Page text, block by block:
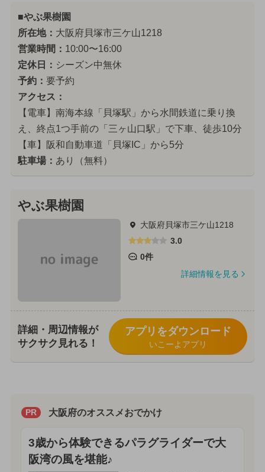
■やぶ果樹園
所在地： 大阪府貝塚市三ケ山1218
営業時間： 10:00〜16:00
定休日： シーズン中無休
予約： 要予約
アクセス：
【電車】南海本線「貝塚駅」から水間鉄道に乗り換
え、終点1つ手前の「三ヶ山口駅」で下車、徒歩10分
【車】阪和自動車道「貝塚IC」から5分
駐車場： あり（無料）
やぶ果樹園
大阪府貝塚市三ケ山1218
3.0
0件
詳細情報を見る
詳細・周辺情報が
サクサク見れる！
アプリをダウンロード
いこーよアプリ
PR 大阪府のオススメおでかけ
3歳から体験できるパラグライダーで大
阪湾の風を堪能♪